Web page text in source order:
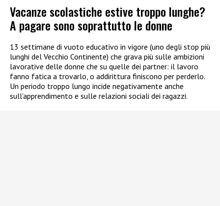
Vacanze scolastiche estive troppo lunghe?
A pagare sono soprattutto le donne
13 settimane di vuoto educativo in vigore (uno degli stop più
lunghi del Vecchio Continente) che grava più sulle ambizioni
lavorative delle donne che su quelle dei partner: il lavoro
fanno fatica a trovarlo, o addirittura finiscono per perderlo.
Un periodo troppo lungo incide negativamente anche
sull’apprendimento e sulle relazioni sociali dei ragazzi.